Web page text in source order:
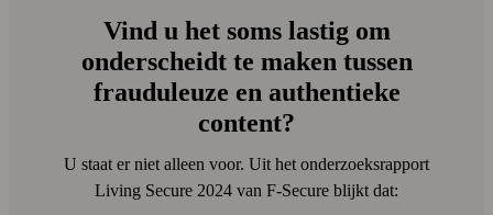
F-Secure Scam Protection
Blijf veilig tegen online oplichting
Controleer gratis of een website veilig is
om op te winkelen
F‑Secure Identity Theft Checker
Controleer of uw persoonlijke gegevens
zijn getroffen door een gegevenslek
F‑Secure Online Scanner
Uw PC gratis scannen en opschonen
Bedrijf
Vind u het soms lastig om
onderscheidt te maken tussen
frauduleuze en authentieke
content?
U staat er niet alleen voor. Uit het onderzoeks­rapport
Living Secure 2024 van F‑Secure blijkt dat: